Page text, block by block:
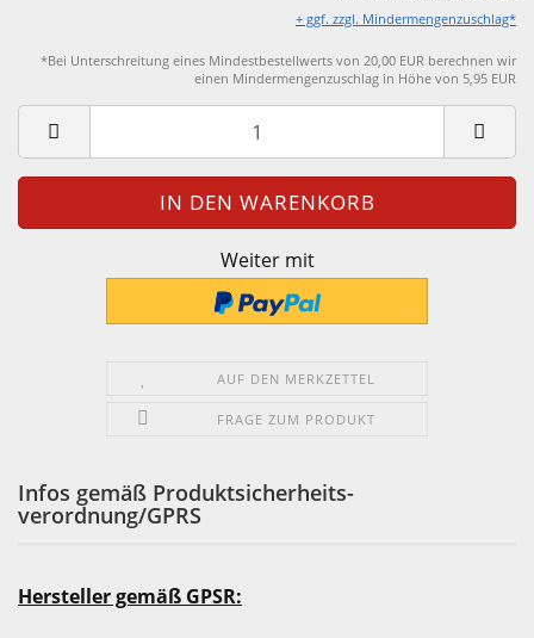
+ ggf. zzgl. Mindermengenzuschlag*
*Bei Unterschreitung eines Mindestbestellwerts von 20,00 EUR berechnen wir
einen Mindermengenzuschlag in Höhe von 5,95 EUR
Weiter mit
AUF DEN MERKZETTEL
FRAGE ZUM PRODUKT
Infos gemäß Produktsicherheits-
verordnung/GPRS
Hersteller gemäß GPSR: